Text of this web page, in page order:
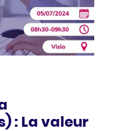
: La valeur